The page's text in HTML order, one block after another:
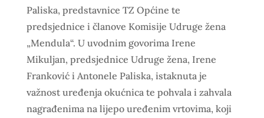
Paliska, predstavnice TZ Općine te
predsjednice i članove Komisije Udruge žena
„Mendula“. U uvodnim govorima Irene
Mikuljan, predsjednice Udruge žena, Irene
Franković i Antonele Paliska, istaknuta je
važnost uređenja okućnica te pohvala i zahvala
nagrađenima na lijepo uređenim vrtovima, koji